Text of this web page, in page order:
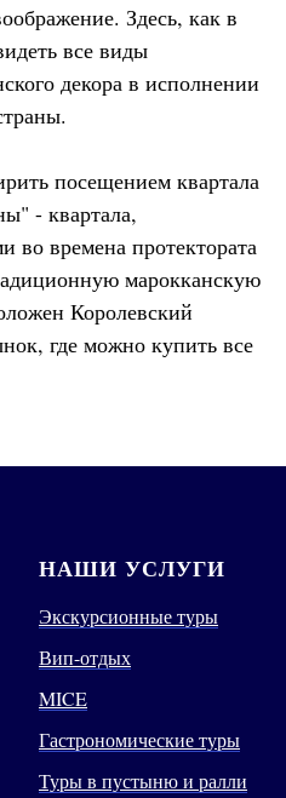
Здесь, как в
все виды
декора в исполнении
посещением квартала
- квартала,
во времена протектората
марокканскую
Королевский
где можно купить все
НАШИ УСЛУГИ
Экскурсионные туры
Вип-отдых
MICE
Гастрономические туры
Туры в пустыню и ралли